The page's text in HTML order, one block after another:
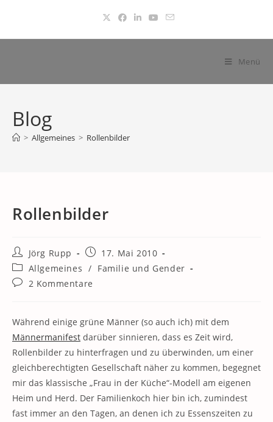
springen
Menü
Blog
> Allgemeines > Rollenbilder
Rollenbilder
Beitrags-
Autor:
Jörg Rupp
Beitrag
veröffentlicht:
17. Mai 2010
Beitrags-
Kategorie:
Allgemeines / Familie und Gender
Beitrags-
2 Kommentare
Während einige grüne Männer (so auch ich) mit dem
Männermanifest darüber sinnieren, dass es Zeit wird,
Rollenbilder zu hinterfragen und zu überwinden, um einer
gleichberechtigten Gesellschaft näher zu kommen, begegnet
mir das klassische „Frau in der Küche“-Modell am eigenen
Heim und Herd. Der Familienkoch hier bin ich, zumindest
fast immer an den Tagen, an denen ich zu Essenszeiten zu